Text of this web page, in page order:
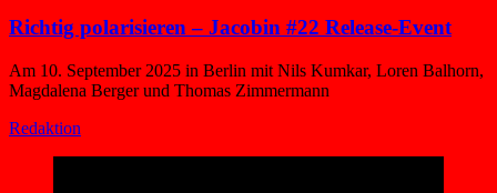
Richtig polarisieren – Jacobin #22 Release-Event
Am 10. September 2025 in Berlin mit Nils Kumkar, Loren Balhorn,
Magdalena Berger und Thomas Zimmermann
Redaktion